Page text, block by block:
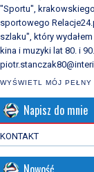
"Sportu",
sportowego
szlaku", który
kina i muzyki lat 80. i
WYŚWIETL MÓJ PEŁNY
Napisz do mnie
KONTAKT